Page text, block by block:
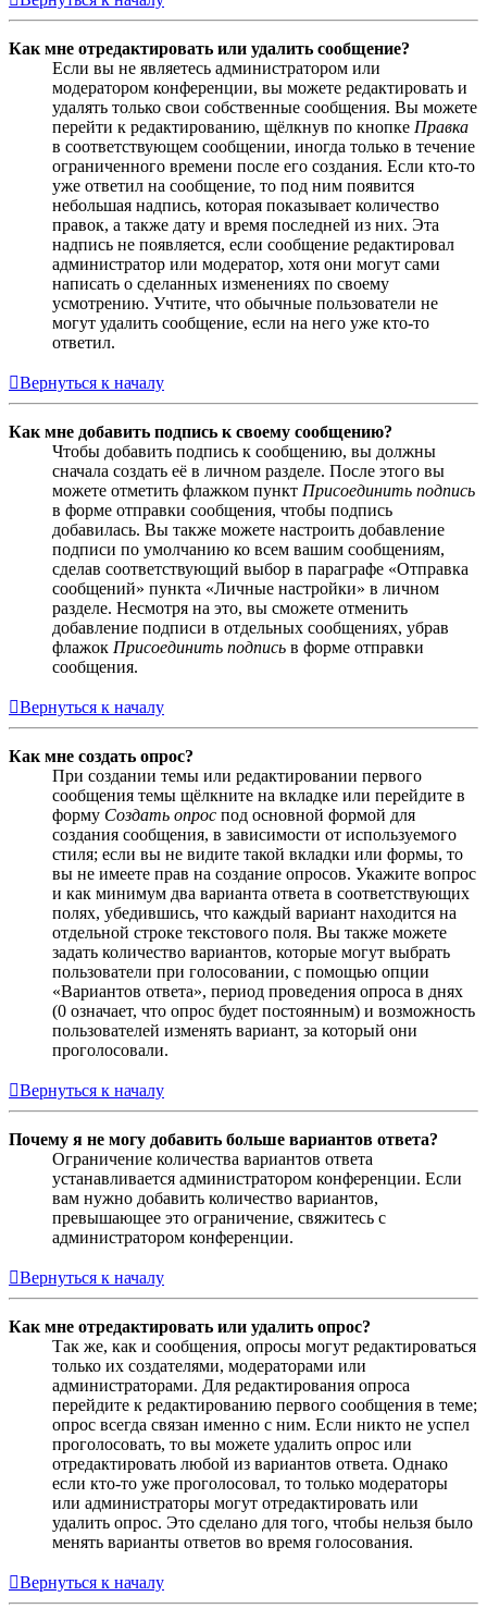
Как мне отредактировать или удалить сообщение?
Если вы не являетесь администратором или
модератором конференции, вы можете редактировать и
удалять только свои собственные сообщения. Вы можете
перейти к редактированию, щёлкнув по кнопке Правка
в соответствующем сообщении, иногда только в течение
ограниченного времени после его создания. Если кто-то
уже ответил на сообщение, то под ним появится
небольшая надпись, которая показывает количество
правок, а также дату и время последней из них. Эта
надпись не появляется, если сообщение редактировал
администратор или модератор, хотя они могут сами
написать о сделанных изменениях по своему
усмотрению. Учтите, что обычные пользователи не
могут удалить сообщение, если на него уже кто-то
ответил.
Вернуться к началу
Как мне добавить подпись к своему сообщению?
Чтобы добавить подпись к сообщению, вы должны
сначала создать её в личном разделе. После этого вы
можете отметить флажком пункт Присоединить подпись
в форме отправки сообщения, чтобы подпись
добавилась. Вы также можете настроить добавление
подписи по умолчанию ко всем вашим сообщениям,
сделав соответствующий выбор в параграфе «Отправка
сообщений» пункта «Личные настройки» в личном
разделе. Несмотря на это, вы сможете отменить
добавление подписи в отдельных сообщениях, убрав
флажок Присоединить подпись в форме отправки
сообщения.
Вернуться к началу
Как мне создать опрос?
При создании темы или редактировании первого
сообщения темы щёлкните на вкладке или перейдите в
форму Создать опрос под основной формой для
создания сообщения, в зависимости от используемого
стиля; если вы не видите такой вкладки или формы, то
вы не имеете прав на создание опросов. Укажите вопрос
и как минимум два варианта ответа в соответствующих
полях, убедившись, что каждый вариант находится на
отдельной строке текстового поля. Вы также можете
задать количество вариантов, которые могут выбрать
пользователи при голосовании, с помощью опции
«Вариантов ответа», период проведения опроса в днях
(0 означает, что опрос будет постоянным) и возможность
пользователей изменять вариант, за который они
проголосовали.
Вернуться к началу
Почему я не могу добавить больше вариантов ответа?
Ограничение количества вариантов ответа
устанавливается администратором конференции. Если
вам нужно добавить количество вариантов,
превышающее это ограничение, свяжитесь с
администратором конференции.
Вернуться к началу
Как мне отредактировать или удалить опрос?
Так же, как и сообщения, опросы могут редактироваться
только их создателями, модераторами или
администраторами. Для редактирования опроса
перейдите к редактированию первого сообщения в теме;
опрос всегда связан именно с ним. Если никто не успел
проголосовать, то вы можете удалить опрос или
отредактировать любой из вариантов ответа. Однако
если кто-то уже проголосовал, то только модераторы
или администраторы могут отредактировать или
удалить опрос. Это сделано для того, чтобы нельзя было
менять варианты ответов во время голосования.
Вернуться к началу